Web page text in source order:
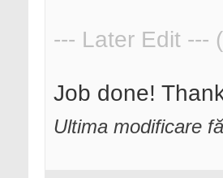
--- Later Edit ---
Job done!
Ultima modificare